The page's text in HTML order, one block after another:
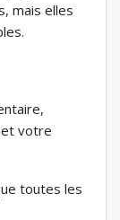
mais elles
votre
toutes les